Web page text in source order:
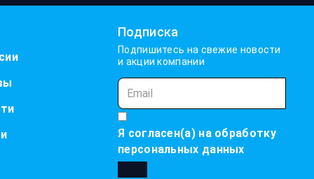
Подписка
Подпишитесь на свежие новости
и акции компании
Я согласен(а) на обработку
персональных данных